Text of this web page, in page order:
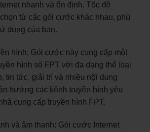
nhanh và ổn định. Tốc độ
từ các gói cước khác nhau, phù
dụng của bạn.
hình: Gói cước này cung cấp một
hình số FPT với đa dạng thể loại
tin tức, giải trí và nhiều nội dung
hưởng các kênh truyền hình yêu
cung cấp truyền hình FPT.
và âm thanh: Gói cước Internet